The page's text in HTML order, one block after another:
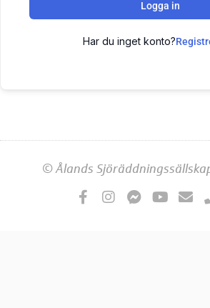
Logga in
Har du inget konto?
© Ålands